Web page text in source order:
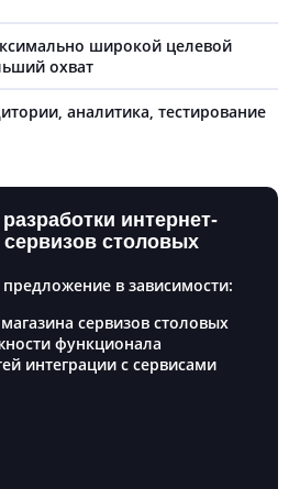
широкой целевой
охват
аналитика, тестирование
интернет-
сервизов столовых
в зависимости:
сервизов столовых
функционала
интеграции с сервисами